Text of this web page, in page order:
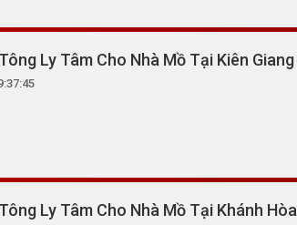
Ly Tâm Cho Nhà Mồ Tại Kiên Giang
Ly Tâm Cho Nhà Mồ Tại Khánh Hòa